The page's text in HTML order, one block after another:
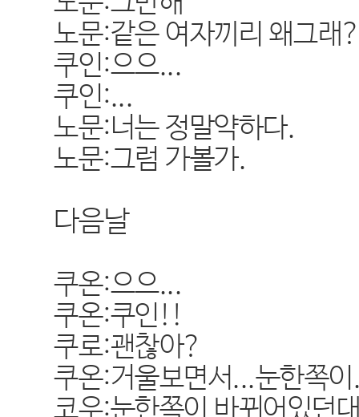
노문:같은 여자끼리 왜그래
쿠인:으으...
쿠인:...
노문:너는 정말약하다.
노문:그럼 가볼가.
다음날
쿠온:으으...
쿠온:쿠인!!
쿠로:괜찮아?
쿠온:거울보면서...눈한쪽
코우:눈한쪽이 바뀌어있던